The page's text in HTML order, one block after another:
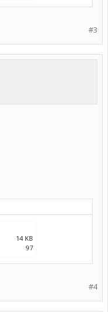
#3
14 KB
97
#4